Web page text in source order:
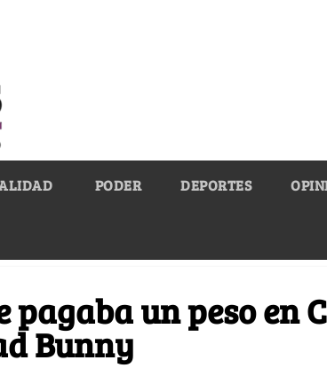
PODER DEPORTES
pagaba un peso en
Bunny